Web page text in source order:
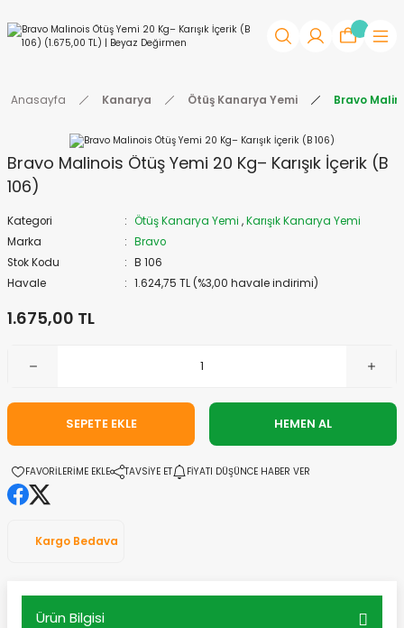
Anasayfa Kanarya Ötüş Kanarya Yemi Bravo
Bravo Malinois Ötüş Yemi 20 Kg– Karışık İçerik (B
106)
Kategori Ötüş Kanarya Yemi ,Karışık Kanarya Yemi
Marka
Bravo
Stok Kodu
B 106
Havale
1.624,75 TL (%3,00 havale indirimi)
1.675,00 TL
SEPETE EKLE HEMEN AL
TAVSİYE ET FİYATI DÜŞÜNCE HABER VER
Kargo Bedava
Ürün Bilgisi